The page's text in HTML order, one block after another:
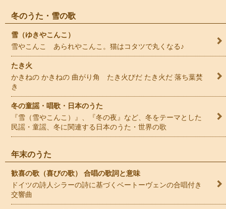
冬のうた・雪の歌
雪（ゆきやこんこ）
雪やこんこ あられやこんこ。猫はコタツで丸くなる♪
たき火
かきねの かきねの 曲がり角 たき火びだ たき火だ 落ち葉焚
き
冬の童謡・唱歌・日本のうた
『雪（雪やこんこ）』、『冬の夜』など、冬をテーマとした
民謡・童謡、冬に関連する日本のうた・世界の歌
年末のうた
歓喜の歌（喜びの歌） 合唱の歌詞と意味
ドイツの詩人シラーの詩に基づくベートーヴェンの合唱付き
交響曲